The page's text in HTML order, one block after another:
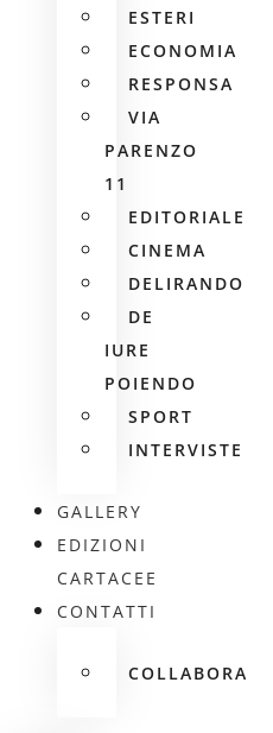
ESTERI
ECONOMIA
RESPONSA
VIA
PARENZO
11
EDITORIALE
CINEMA
DELIRANDO
DE
IURE
POIENDO
SPORT
INTERVISTE
GALLERY
EDIZIONI
CARTACEE
CONTATTI
COLLABORA